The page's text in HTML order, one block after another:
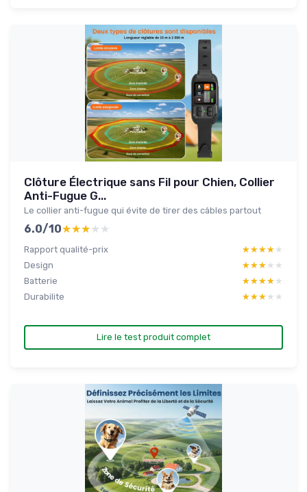
Clôture Électrique sans Fil pour Chien, Collier
Anti-Fugue G...
Le collier anti-fugue qui évite de tirer des câbles partout
6.0/10★★★★★
★★★★★
Rapport qualité-prix ★★★★★
★★★★★
Design
★★★★★
★★★★★
Batterie
★★★★★
★★★★★
Durabilite
★★★★★
★★★★★
Lire le test produit complet